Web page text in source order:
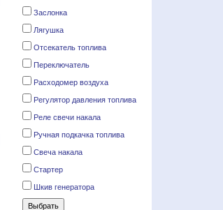
Заслонка
Лягушка
Отсекатель топлива
Переключатель
Расходомер воздуха
Регулятор давления топлива
Реле cвечи накала
Ручная подкачка топлива
Свеча накала
Стартер
Шкив генератора